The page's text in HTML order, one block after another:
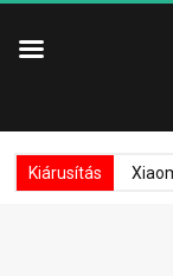
Kiárusítás